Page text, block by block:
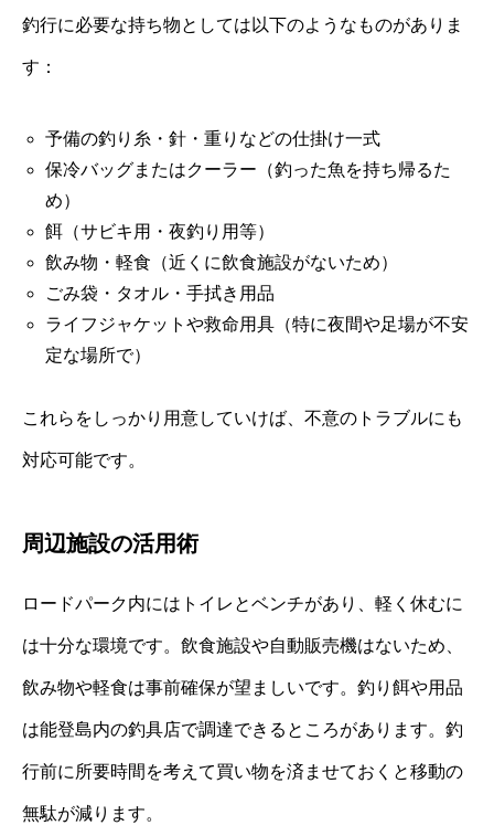
釣行に必要な持ち物としては以下のようなものがありま
す：
予備の釣り糸・針・重りなどの仕掛け一式
保冷バッグまたはクーラー（釣った魚を持ち帰るた
め）
餌（サビキ用・夜釣り用等）
飲み物・軽食（近くに飲食施設がないため）
ごみ袋・タオル・手拭き用品
ライフジャケットや救命用具（特に夜間や足場が不安
定な場所で）
これらをしっかり用意していけば、不意のトラブルにも
対応可能です。
周辺施設の活用術
ロードパーク内にはトイレとベンチがあり、軽く休むに
は十分な環境です。飲食施設や自動販売機はないため、
飲み物や軽食は事前確保が望ましいです。釣り餌や用品
は能登島内の釣具店で調達できるところがあります。釣
行前に所要時間を考えて買い物を済ませておくと移動の
無駄が減ります。